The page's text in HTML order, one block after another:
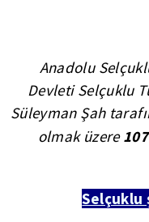
Anadolu
Devleti Selçuklu
Süleyman Şah
olmak üzere